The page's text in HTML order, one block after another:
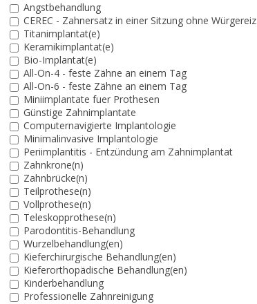
Angstbehandlung
CEREC - Zahnersatz in einer Sitzung ohne Würgereiz
Titanimplantat(e)
Keramikimplantat(e)
Bio-Implantat(e)
All-On-4 - feste Zähne an einem Tag
All-On-6 - feste Zähne an einem Tag
Miniimplantate fuer Prothesen
Günstige Zahnimplantate
Computernavigierte Implantologie
Minimalinvasive Implantologie
Periimplantitis - Entzündung am Zahnimplantat
Zahnkrone(n)
Zahnbrücke(n)
Teilprothese(n)
Vollprothese(n)
Teleskopprothese(n)
Parodontitis-Behandlung
Wurzelbehandlung(en)
Kieferchirurgische Behandlung(en)
Kieferorthopädische Behandlung(en)
Kinderbehandlung
Professionelle Zahnreinigung